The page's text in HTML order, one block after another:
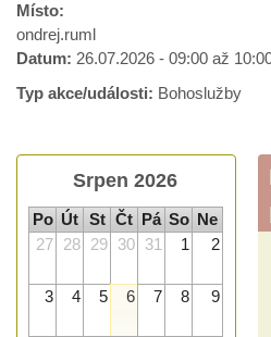
Místo:
ondrej.ruml
Datum: 26.07.2026 - 09:00 až
Typ akce/události: Bohoslužby
Srpen 2026
Po Út St Čt Pá So Ne
27 28 29 30 31 1 2
3 4 5 6 7 8 9